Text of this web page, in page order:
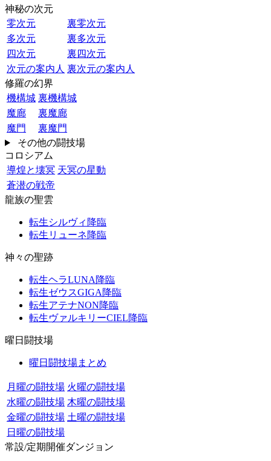
神秘の次元
零次元
裏零次元
多次元
裏多次元
四次元
裏四次元
次元の案内人 裏次元の案内人
修羅の幻界
機構城 裏機構城
魔廊
裏魔廊
魔門
裏魔門
その他の闘技場
コロシアム
導煌と壊冥 天冥の星動
蒼潜の戦帝
龍族の聖雲
転生シルヴィ降臨
転生リューネ降臨
神々の聖跡
転生ヘラLUNA降臨
転生ゼウスGIGA降臨
転生アテナNON降臨
転生ヴァルキリーCIEL降臨
曜日闘技場
曜日闘技場まとめ
月曜の闘技場 火曜の闘技場
水曜の闘技場 木曜の闘技場
金曜の闘技場 土曜の闘技場
日曜の闘技場
常設/定期開催ダンジョン